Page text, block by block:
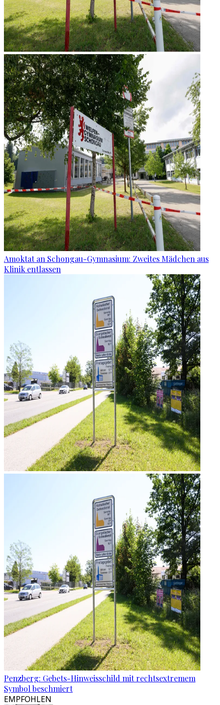
Amoktat an Schongau-Gymnasium: Zweites Mädchen aus
Klinik entlassen
Penzberg: Gebets-Hinweisschild mit rechtsextremem
Symbol beschmiert
EMPFOHLEN